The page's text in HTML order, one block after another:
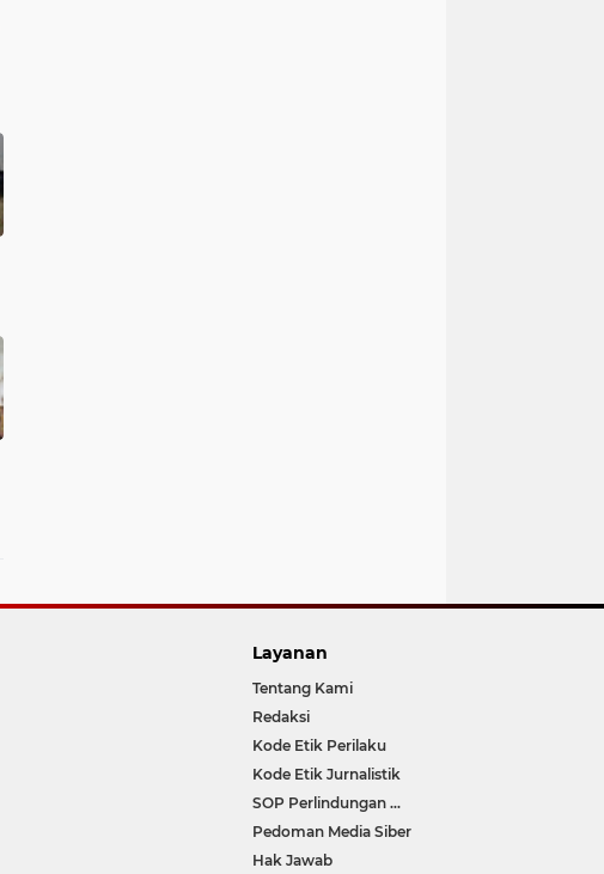
Layanan
Tentang Kami
Redaksi
Kode Etik Perilaku
Kode Etik Jurnalistik
SOP Perlindungan Wartawan
Pedoman Media Siber
Hak Jawab